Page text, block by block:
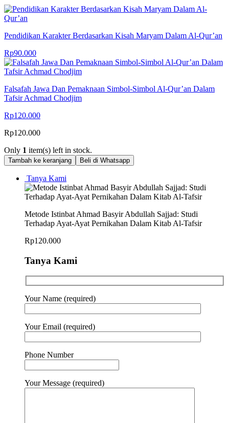
Pendidikan Karakter Berdasarkan Kisah Maryam Dalam Al-Qur’an
Rp90.000
Falsafah Jawa Dan Pemaknaan Simbol-Simbol Al-Qur’an Dalam
Tafsir Achmad Chodjim
Rp120.000
Rp120.000
Only 1 item(s) left in stock.
Tambah ke keranjang Beli di Whatsapp
Tanya Kami
Metode Istinbat Ahmad Basyir Abdullah Sajjad: Studi
Terhadap Ayat-Ayat Pernikahan Dalam Kitab Al-Tafsir
Rp120.000
Tanya Kami
Your Name (required)
Your Email (required)
Phone Number
Your Message (required)